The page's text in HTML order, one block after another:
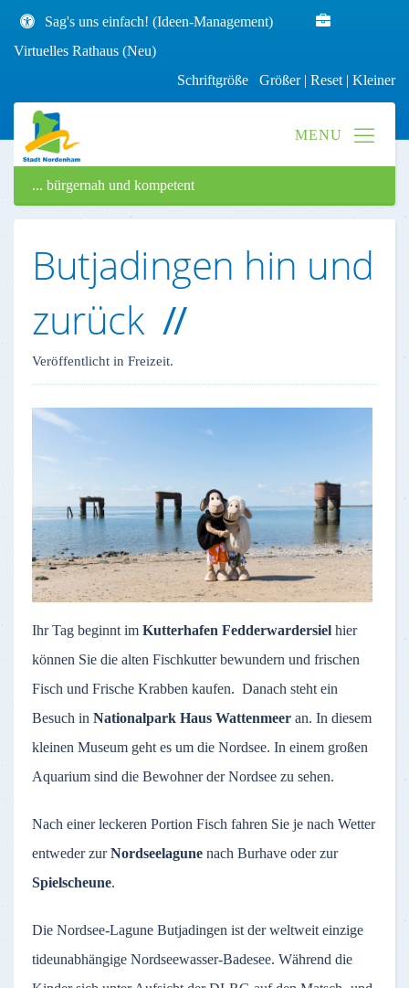
Sag's uns einfach! (Ideen-Management)
Virtuelles Rathaus (Neu)
Schriftgröße Größer| Reset | Kleiner
... bürgernah und kompetent
Butjadingen hin und
zurück
Veröffentlicht in Freizeit.
Ihr Tag beginnt im Kutterhafen Fedderwardersiel hier
können Sie die alten Fischkutter bewundern und frischen
Fisch und Frische Krabben kaufen. Danach steht ein
Besuch in Nationalpark Haus Wattenmeer an. In diesem
kleinen Museum geht es um die Nordsee. In einem großen
Aquarium sind die Bewohner der Nordsee zu sehen.
Nach einer leckeren Portion Fisch fahren Sie je nach Wetter
entweder zurNordseelagune nach Burhave oder zur
Spielscheune.
Die Nordsee-Lagune Butjadingen ist der weltweit einzige
tideunabhängige Nordseewasser-Badesee. Während die